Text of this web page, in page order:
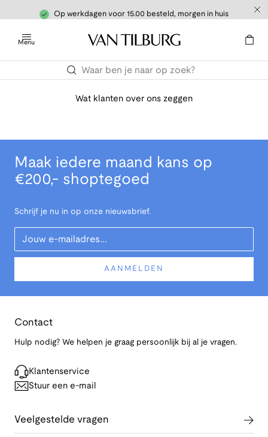
Op werkdagen voor 15.00 besteld, morgen in huis
Menu
Wat klanten over ons zeggen
Maak iedere maand kans op
€200,- shoptegoed
Schrijf je nu in op onze nieuwsbrief.
Your Email
AANMELDEN
Contact
Hulp nodig? We helpen je graag persoonlijk bij al je vragen.
Klantenservice
Stuur een e-mail
Veelgestelde vragen